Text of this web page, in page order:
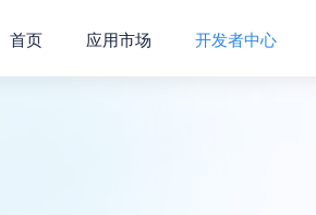
首页 应用市场 开发者中心